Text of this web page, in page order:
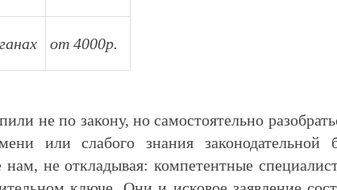
от 4000р.
не по закону, но самостоятельно
или слабого знания законодательной
не откладывая: компетентные